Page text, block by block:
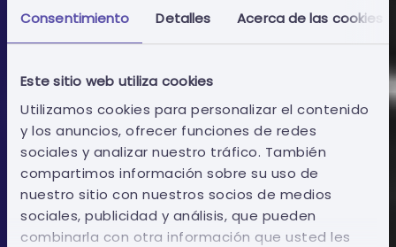
Consentimiento Detalles Acerca de las cookies
Este sitio web utiliza cookies
Utilizamos cookies para personalizar el contenido
y los anuncios, ofrecer funciones de redes
sociales y analizar nuestro tráfico. También
compartimos información sobre su uso de
nuestro sitio con nuestros socios de medios
sociales, publicidad y análisis, que pueden
combinarla con otra información que usted les
Operadores económicos